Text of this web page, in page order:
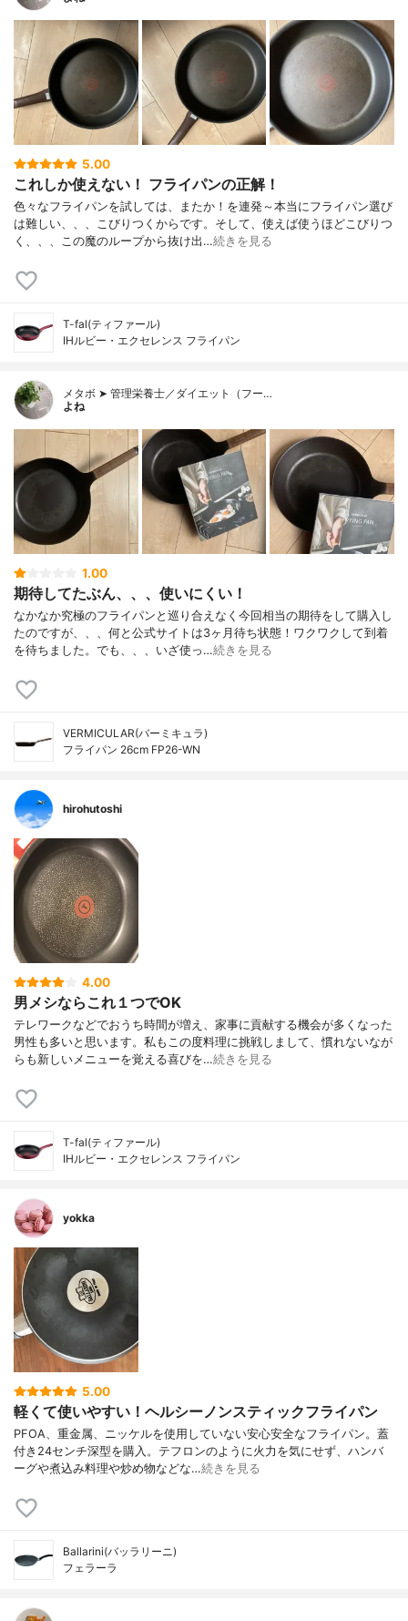
5.00
これしか使えない！ フライパンの正解！
色々なフライパンを試しては、またか！を連発～本当にフライパン選び
は難しい、、、こびりつくからです。そして、使えば使うほどこびりつ
く、、、この魔のループから抜け出…続きを見る
T-fal(ティファール)
IHルビー・エクセレンス フライパン
メタボ ➤ 管理栄養士／ダイエット（フー…
よね
1.00
期待してたぶん、、、使いにくい！
なかなか究極のフライパンと巡り合えなく今回相当の期待をして購入し
たのですが、、、何と公式サイトは3ヶ月待ち状態！ワクワクして到着
を待ちました。でも、、、いざ使っ…続きを見る
VERMICULAR(バーミキュラ)
フライパン 26cm FP26-WN
hirohutoshi
4.00
男メシならこれ１つでOK
テレワークなどでおうち時間が増え、家事に貢献する機会が多くなった
男性も多いと思います。私もこの度料理に挑戦しまして、慣れないなが
らも新しいメニューを覚える喜びを…続きを見る
T-fal(ティファール)
IHルビー・エクセレンス フライパン
yokka
5.00
軽くて使いやすい！ヘルシーノンスティックフライパン
PFOA、重金属、ニッケルを使用していない安心安全なフライパン。蓋
付き24センチ深型を購入。テフロンのように火力を気にせず、ハンバ
ーグや煮込み料理や炒め物などな…続きを見る
Ballarini(バッラリーニ)
フェラーラ